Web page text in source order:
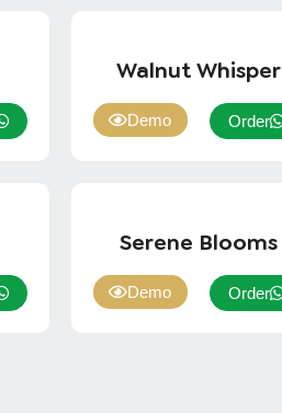
Walnut Whisper
Demo Order
Serene Blooms
Demo Order